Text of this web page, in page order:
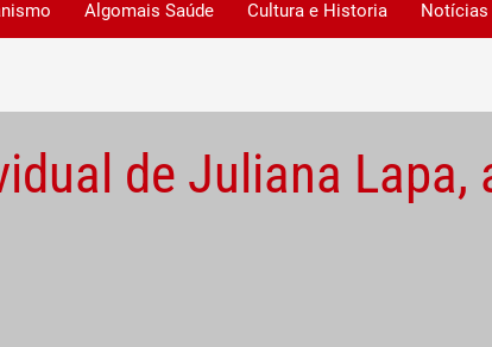
Algomais Saúde Cultura e Historia Notícias
de Juliana Lapa,